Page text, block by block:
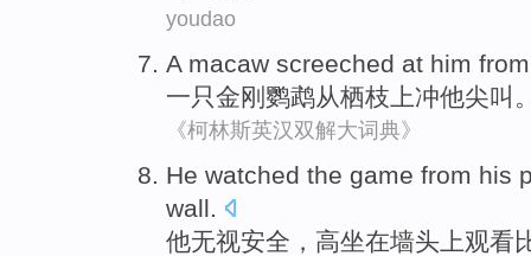
youdao
A macaw screeched at him from
一只金刚 鹦鹉从栖枝上冲他尖叫
《柯林斯英汉双解大词典》
He watched the game from his
wall.
他无视安全，高坐在墙头 上观看